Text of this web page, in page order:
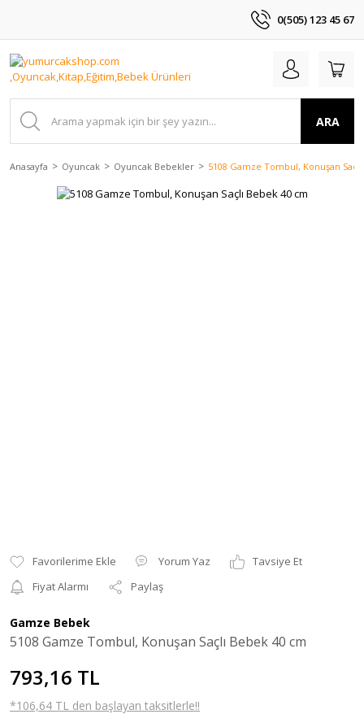
0(505) 123 45 67
ARA
Anasayfa Oyuncak Oyuncak Bebekler 5108 Gamze Tombul, Konuşan
Yorum Yaz
Tavsiye Et
Fiyat Alarmı
Paylaş
Gamze Bebek
5108 Gamze Tombul, Konuşan Saçlı Bebek 40 cm
793,16 TL
*106,64 TL den başlayan taksitlerle!!